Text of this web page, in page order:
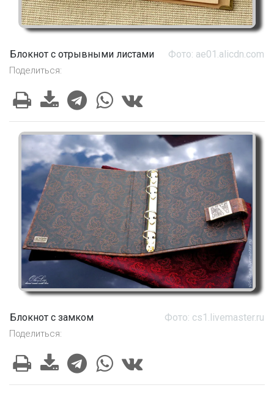
Блокнот с отрывными листами Фото: ae01.alicdn.com
Поделиться:
Блокнот с замком Фото: cs1.livemaster.ru
Поделиться: